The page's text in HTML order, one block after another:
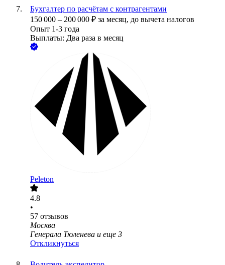
Бухгалтер по расчётам с контрагентами
150 000 – 200 000 ₽ за месяц, до вычета налогов
Опыт 1-3 года
Выплаты: Два раза в месяц
Peleton
4.8
•
57 отзывов
Москва
Генерала Тюленева и еще 3
Откликнуться